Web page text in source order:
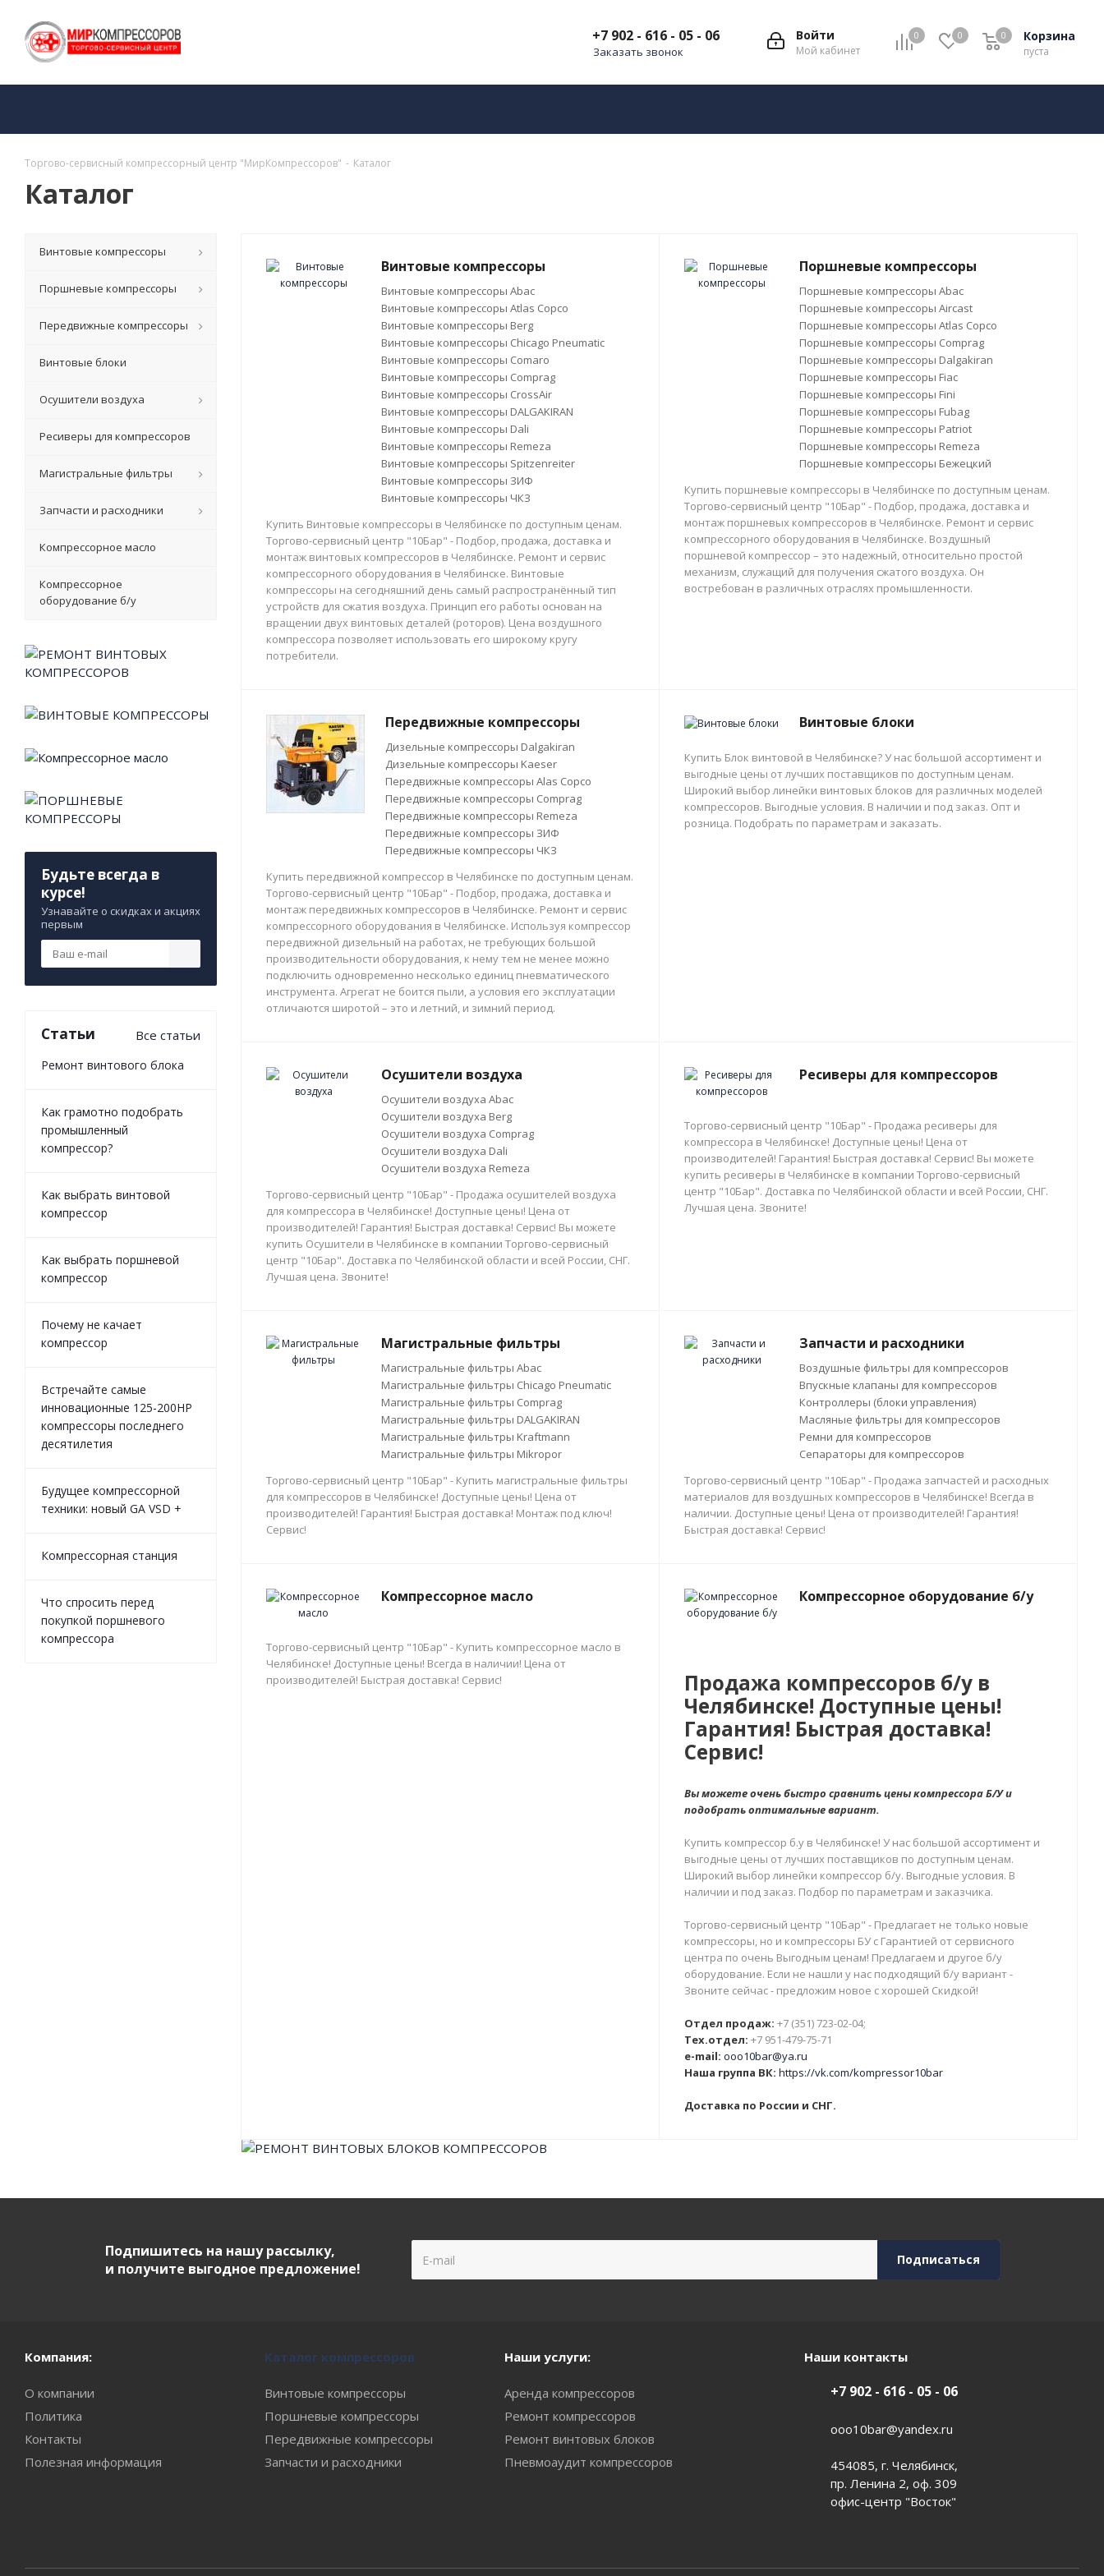
0 0 Корзина
пуста
0
Войти
Мой кабинет
+7 902 - 616 - 05 - 06
Заказать звонок
Торгово-сервисный компрессорный центр "МирКомпрессоров" - Каталог
Каталог
Винтовые компрессоры
Винтовые компрессоры Abac
Винтовые компрессоры Atlas Copco
Винтовые компрессоры Berg
Винтовые компрессоры Chicago Pneumatic
Винтовые компрессоры Comaro
Винтовые компрессоры Comprag
Винтовые компрессоры CrossAir
Винтовые компрессоры DALGAKIRAN
Винтовые компрессоры Dali
Винтовые компрессоры Remeza
Винтовые компрессоры Spitzenreiter
Винтовые компрессоры ЗИФ
Винтовые компрессоры ЧКЗ
Купить Винтовые компрессоры в Челябинске по доступным ценам.
Торгово-сервисный центр "10Бар" - Подбор, продажа, доставка и
монтаж винтовых компрессоров в Челябинске. Ремонт и сервис
компрессорного оборудования в Челябинске. Винтовые
компрессоры на сегодняшний день самый распространённый тип
устройств для сжатия воздуха. Принцип его работы основан на
вращении двух винтовых деталей (роторов). Цена воздушного
компрессора позволяет использовать его широкому кругу
потребители.
Поршневые компрессоры
Поршневые компрессоры Abac
Поршневые компрессоры Aircast
Поршневые компрессоры Atlas Copco
Поршневые компрессоры Comprag
Поршневые компрессоры Dalgakiran
Поршневые компрессоры Fiac
Поршневые компрессоры Fini
Поршневые компрессоры Fubag
Поршневые компрессоры Patriot
Поршневые компрессоры Remeza
Поршневые компрессоры Бежецкий
Купить поршневые компрессоры в Челябинске по доступным ценам.
Торгово-сервисный центр "10Бар" - Подбор, продажа, доставка и
монтаж поршневых компрессоров в Челябинске. Ремонт и сервис
компрессорного оборудования в Челябинске. Воздушный
поршневой компрессор – это надежный, относительно простой
механизм, служащий для получения сжатого воздуха. Он
востребован в различных отраслях промышленности.
Передвижные компрессоры
Дизельные компрессоры Dalgakiran
Дизельные компрессоры Kaeser
Передвижные компрессоры Alas Copco
Передвижные компрессоры Comprag
Передвижные компрессоры Remeza
Передвижные компрессоры ЗИФ
Передвижные компрессоры ЧКЗ
Купить передвижной компрессор в Челябинске по доступным ценам.
Торгово-сервисный центр "10Бар" - Подбор, продажа, доставка и
монтаж передвижных компрессоров в Челябинске. Ремонт и сервис
компрессорного оборудования в Челябинске. Используя компрессор
передвижной дизельный на работах, не требующих большой
производительности оборудования, к нему тем не менее можно
подключить одновременно несколько единиц пневматического
инструмента. Агрегат не боится пыли, а условия его эксплуатации
отличаются широтой – это и летний, и зимний период.
Винтовые блоки
Купить Блок винтовой в Челябинске? У нас большой ассортимент и
выгодные цены от лучших поставщиков по доступным ценам.
Широкий выбор линейки винтовых блоков для различных моделей
компрессоров. Выгодные условия. В наличии и под заказ. Опт и
розница. Подобрать по параметрам и заказать.
Осушители воздуха
Осушители воздуха Abac
Осушители воздуха Berg
Осушители воздуха Comprag
Осушители воздуха Dali
Осушители воздуха Remeza
Торгово-сервисный центр "10Бар" - Продажа осушителей воздуха
для компрессора в Челябинске! Доступные цены! Цена от
производителей! Гарантия! Быстрая доставка! Сервис! Вы можете
купить Осушители в Челябинске в компании Торгово-сервисный
центр "10Бар". Доставка по Челябинской области и всей России, СНГ.
Лучшая цена. Звоните!
Ресиверы для компрессоров
Торгово-сервисный центр "10Бар" - Продажа ресиверы для
компрессора в Челябинске! Доступные цены! Цена от
производителей! Гарантия! Быстрая доставка! Сервис! Вы можете
купить ресиверы в Челябинске в компании Торгово-сервисный
центр "10Бар". Доставка по Челябинской области и всей России, СНГ.
Лучшая цена. Звоните!
Магистральные фильтры
Магистральные фильтры Abac
Магистральные фильтры Chicago Pneumatic
Магистральные фильтры Comprag
Магистральные фильтры DALGAKIRAN
Магистральные фильтры Kraftmann
Магистральные фильтры Mikropor
Торгово-сервисный центр "10Бар" - Купить магистральные фильтры
для компрессоров в Челябинске! Доступные цены! Цена от
производителей! Гарантия! Быстрая доставка! Монтаж под ключ!
Сервис!
Запчасти и расходники
Воздушные фильтры для компрессоров
Впускные клапаны для компрессоров
Контроллеры (блоки управления)
Масляные фильтры для компрессоров
Ремни для компрессоров
Сепараторы для компрессоров
Торгово-сервисный центр "10Бар" - Продажа запчастей и расходных
материалов для воздушных компрессоров в Челябинске! Всегда в
наличии. Доступные цены! Цена от производителей! Гарантия!
Быстрая доставка! Сервис!
Компрессорное масло
Торгово-сервисный центр "10Бар" - Купить компрессорное масло в
Челябинске! Доступные цены! Всегда в наличии! Цена от
производителей! Быстрая доставка! Сервис!
Компрессорное оборудование б/у
Продажа компрессоров б/у в
Челябинске! Доступные цены!
Гарантия! Быстрая доставка!
Сервис!
Вы можете очень быстро сравнить цены компрессора Б/У и
подобрать оптимальные вариант.
Купить компрессор б.у в Челябинске! У нас большой ассортимент и
выгодные цены от лучших поставщиков по доступным ценам.
Широкий выбор линейки компрессор б/у. Выгодные условия. В
наличии и под заказ. Подбор по параметрам и заказчика.
Торгово-сервисный центр "10Бар" - Предлагает не только новые
компрессоры, но и компрессоры БУ с Гарантией от сервисного
центра по очень Выгодным ценам! Предлагаем и другое б/у
оборудование. Если не нашли у нас подходящий б/у вариант -
Звоните сейчас - предложим новое с хорошей Скидкой!
Отдел продаж: +7 (351) 723-02-04;
Тех.отдел: +7 951-479-75-71
e-mail: ooo10bar@ya.ru
Наша группа ВК: https://vk.com/kompressor10bar
Доставка по России и СНГ.
Винтовые компрессоры
Поршневые компрессоры
Передвижные компрессоры
Винтовые блоки
Осушители воздуха
Ресиверы для компрессоров
Магистральные фильтры
Запчасти и расходники
Компрессорное масло
Компрессорное
оборудование б/у
Будьте всегда в
курсе!
Узнавайте о скидках и акциях
первым
Статьи Все статьи
Ремонт винтового блока
Как грамотно подобрать
промышленный
компрессор?
Как выбрать винтовой
компрессор
Как выбрать поршневой
компрессор
Почему не качает
компрессор
Встречайте самые
инновационные 125-200HP
компрессоры последнего
десятилетия
Будущее компрессорной
техники: новый GA VSD +
Компрессорная станция
Что спросить перед
покупкой поршневого
компрессора
Подпишитесь на нашу рассылку,
и получите выгодное предложение!
Компания:
О компании
Политика
Контакты
Полезная информация
Каталог компрессоров
Винтовые компрессоры
Поршневые компрессоры
Передвижные компрессоры
Запчасти и расходники
Наши услуги:
Аренда компрессоров
Ремонт компрессоров
Ремонт винтовых блоков
Пневмоаудит компрессоров
Наши контакты
+7 902 - 616 - 05 - 06
ooo10bar@yandex.ru
454085, г. Челябинск,
пр. Ленина 2, оф. 309
офис-центр "Восток"